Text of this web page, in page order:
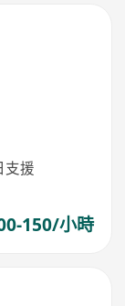
支援
150/小時